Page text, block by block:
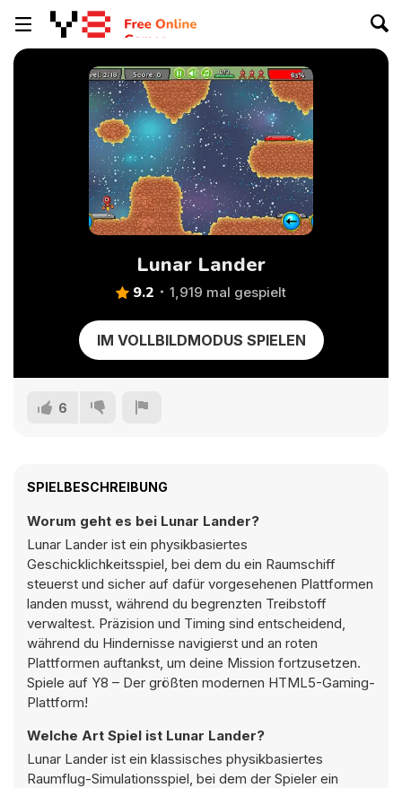
Lunar Lander
9.2 1,919 mal gespielt
IM VOLLBILDMODUS SPIELEN
6
SPIELBESCHREIBUNG
Worum geht es bei Lunar Lander?
Lunar Lander ist ein physikbasiertes
Geschicklichkeitsspiel, bei dem du ein Raumschiff
steuerst und sicher auf dafür vorgesehenen Plattformen
landen musst, während du begrenzten Treibstoff
verwaltest. Präzision und Timing sind entscheidend,
während du Hindernisse navigierst und an roten
Plattformen auftankst, um deine Mission fortzusetzen.
Spiele auf Y8 – Der größten modernen HTML5-Gaming-
Plattform!
Welche Art Spiel ist Lunar Lander?
Lunar Lander ist ein klassisches physikbasiertes
Raumflug-Simulationsspiel, bei dem der Spieler ein